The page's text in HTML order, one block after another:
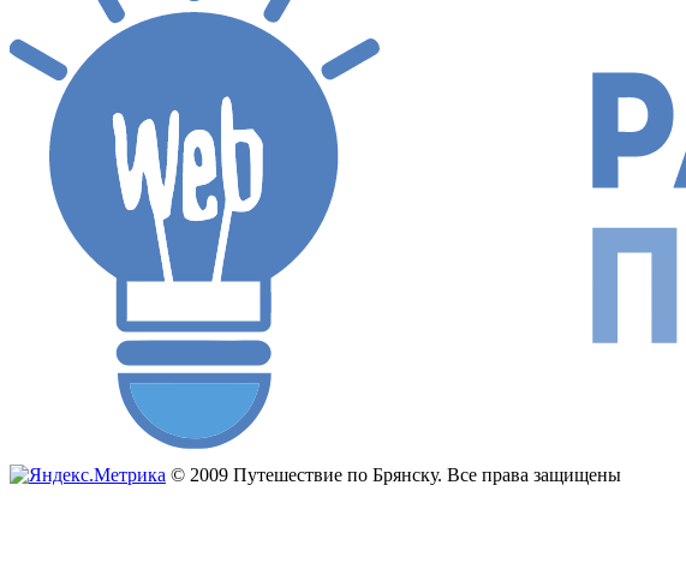
© 2009 Путешествие по Брянску. Все права защищены